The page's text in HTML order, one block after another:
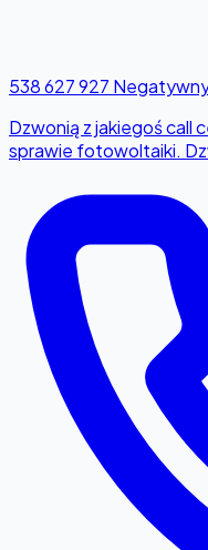
538 627 927
Dzwonią z jakiegoś call
sprawie fotowoltaiki.